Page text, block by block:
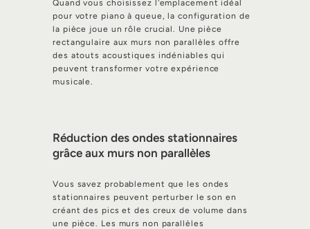
Quand vous choisissez l'emplacement idéal
pour votre piano à queue, la configuration de
la pièce joue un rôle crucial. Une pièce
rectangulaire aux murs non parallèles offre
des atouts acoustiques indéniables qui
peuvent transformer votre expérience
musicale.
Réduction des ondes stationnaires
grâce aux murs non parallèles
Vous savez probablement que les ondes
stationnaires peuvent perturber le son en
créant des pics et des creux de volume dans
une pièce. Les murs non parallèles